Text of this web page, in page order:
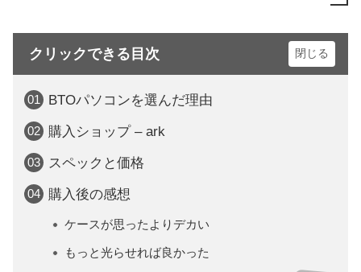
クリックできる目次
BTOパソコンを選んだ理由
購入ショップ – ark
スペックと価格
購入後の感想
ケースが思ったよりデカい
もっと光らせれば良かった